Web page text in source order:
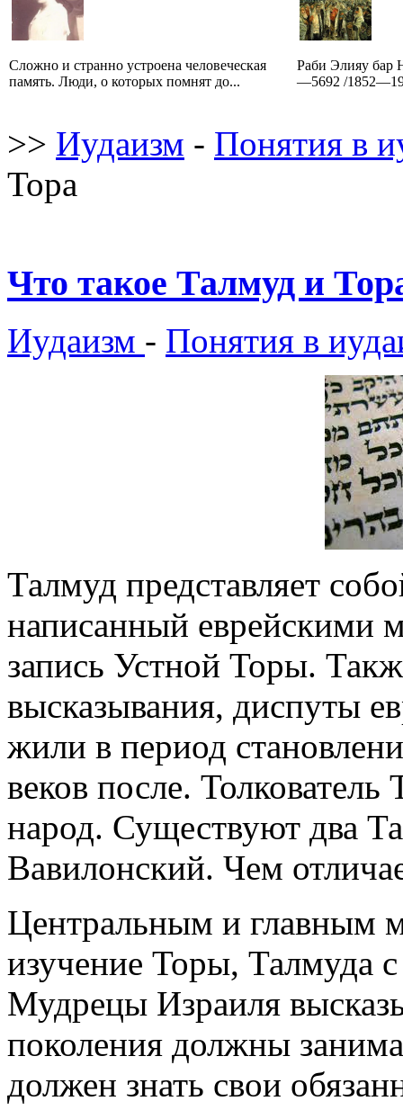
Сложно и странно устроена человеческая
память. Люди, о которых помнят до...
Раби Элияу бар
—5692 /
>> Иудаизм - Понятия в
Тора
Что такое Талмуд и
Иудаизм - Понятия в
Талмуд представляет
написанный еврейскими
запись Устной Торы.
высказывания, диспуты
жили в период
веков после.
народ. Существуют два
Вавилонский. Чем
Центральным и главным
изучение Торы, Талмуда
Мудрецы Израиля
поколения должны
должен знать свои